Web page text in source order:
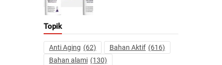
Topik
Anti Aging (62) Bahan Aktif (616)
Bahan alami (130)